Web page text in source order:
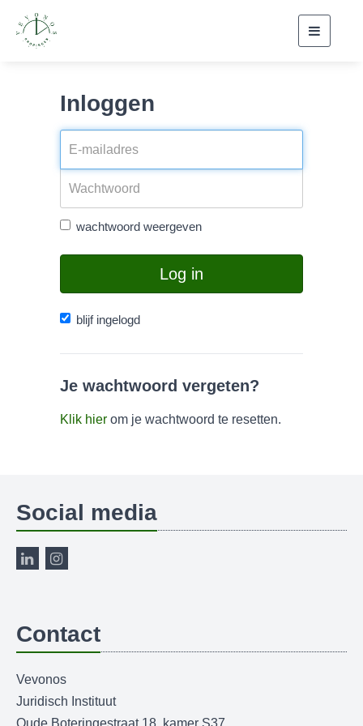
Inloggen
wachtwoord weergeven
Log in
blijf ingelogd
Je wachtwoord vergeten?
Klik hier om je wachtwoord te resetten.
Social media
Contact
Vevonos
Juridisch Instituut
Oude Boteringestraat 18, kamer S37